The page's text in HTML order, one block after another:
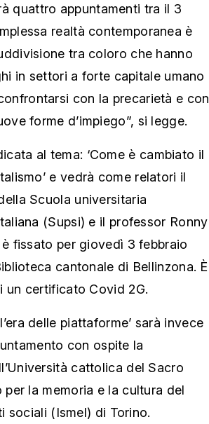
quattro appuntamenti tra il 3
realtà contemporanea è
tra coloro che hanno
in settori a forte capitale umano
con la precarietà e con
forme d’impiego”, si legge.
al tema: ‘Come è cambiato il
e vedrà come relatori il
Scuola universitaria
(Supsi) e il professor Ronny
fissato per giovedì 3 febbraio
cantonale di Bellinzona. È
un certificato Covid 2G.
delle piattaforme’ sarà invece
con ospite la
cattolica del Sacro
per la memoria e la cultura del
sociali (Ismel) di Torino.